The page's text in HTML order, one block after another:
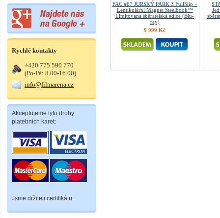
Rychlé kontakty
+420 775 590 770
(Po-Pá: 8.00-16.00)
info@filmarena.cz
Akceptujeme tyto druhy
platebních karet:
Jsme držiteli certifikátu:
FAC #67 JURSKÝ PARK 3 FullSlip +
Lentikulární Magnet Steelbook™
Limitovaná sběratelská edice (Blu-
ray)
9 999 Kč